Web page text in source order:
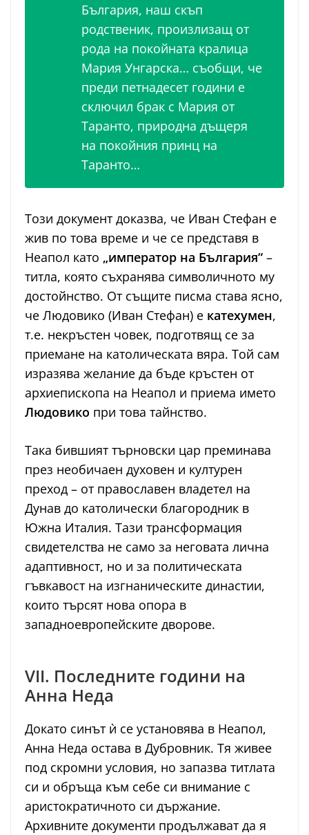
България, наш скъп
родственик, произлизащ от
рода на покойната кралица
Мария Унгарска… съобщи, че
преди петнадесет години е
сключил брак с Мария от
Таранто, природна дъщеря
на покойния принц на
Таранто…
Този документ доказва, че Иван Стефан е
жив по това време и че се представя в
Неапол като „император на България“ –
титла, която съхранява символичното му
достойнство. От същите писма става ясно,
че Людовико (Иван Стефан) е катехумен,
т.е. некръстен човек, подготвящ се за
приемане на католическата вяра. Той сам
изразява желание да бъде кръстен от
архиепископа на Неапол и приема името
Людовико при това тайнство.
Така бившият търновски цар преминава
през необичаен духовен и културен
преход – от православен владетел на
Дунав до католически благородник в
Южна Италия. Тази трансформация
свидетелства не само за неговата лична
адаптивност, но и за политическата
гъвкавост на изгнаническите династии,
които търсят нова опора в
западноевропейските дворове.
VII. Последните години на
Анна Неда
Докато синът ѝ се установява в Неапол,
Анна Неда остава в Дубровник. Тя живее
под скромни условия, но запазва титлата
си и обръща към себе си внимание с
аристократичното си държание.
Архивните документи продължават да я